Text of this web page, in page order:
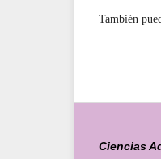
También
Ciencias